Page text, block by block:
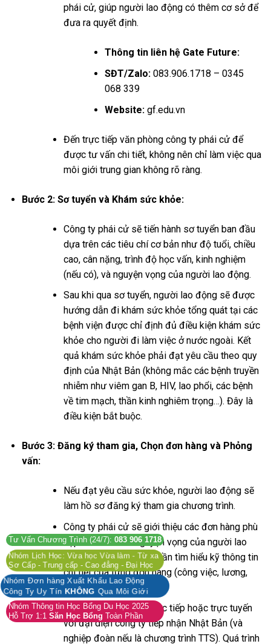
phái cử, giúp người lao động có thêm cơ sở để
đưa ra quyết định.
Thông tin liên hệ Gate Future:
SĐT/Zalo: 083.906.1718 – 0345
068 339
Website: gf.edu.vn
Đến trực tiếp văn phòng công ty phái cử để
được tư vấn chi tiết, không nên chỉ làm việc qua
môi giới trung gian không rõ ràng.
Bước 2: Sơ tuyển và Khám sức khỏe:
Công ty phái cử sẽ tiến hành sơ tuyển ban đầu
dựa trên các tiêu chí cơ bản như độ tuổi, chiều
cao, cân nặng, trình độ học vấn, kinh nghiệm
(nếu có), và nguyện vọng của người lao động.
Sau khi qua sơ tuyển, người lao động sẽ được
hướng dẫn đi khám sức khỏe tổng quát tại các
bệnh viện được chỉ định đủ điều kiện khám sức
khỏe cho người đi làm việc ở nước ngoài. Kết
quả khám sức khỏe phải đạt yêu cầu theo quy
định của Nhật Bản (không mắc các bệnh truyền
nhiễm như viêm gan B, HIV, lao phổi, các bệnh
về tim mạch, thần kinh nghiêm trọng…). Đây là
điều kiện bắt buộc.
Bước 3: Đăng ký tham gia, Chọn đơn hàng và Phỏng
vấn:
Nếu đạt yêu cầu sức khỏe, người lao động sẽ
làm hồ sơ đăng ký tham gia chương trình.
Công ty phái cử sẽ giới thiệu các đơn hàng phù
hợp với hồ sơ và nguyện vọng của người lao
động. Người lao động cần tìm hiểu kỹ thông tin
chi tiết của từng đơn hàng (công việc, lương,
địa điểm, chi phí…).
Tham gia phỏng vấn trực tiếp hoặc trực tuyến
với đại diện công ty tiếp nhận Nhật Bản (và
nghiệp đoàn nếu là chương trình TTS). Quá trình
Tư Vấn Chương Trình (24/7): 083 906 1718
Nhóm Lịch Học: Vừa học Vừa làm - Từ xa
Sơ Cấp - Trung cấp - Cao đẳng - Đại Học
Nhóm Đơn hàng Xuất Khẩu Lao Động
Công Ty Uy TínKHÔNG Qua Môi Giới
Thông tin Học Bổng Du Học 2025
Trợ 1:1Săn Học Bổng Toàn Phần